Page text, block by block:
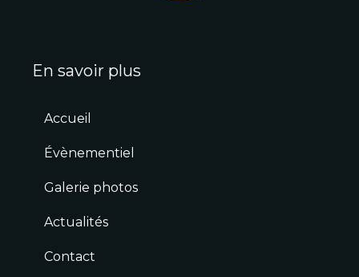
En savoir plus
Accueil
Évènementiel
Galerie photos
Actualités
Contact